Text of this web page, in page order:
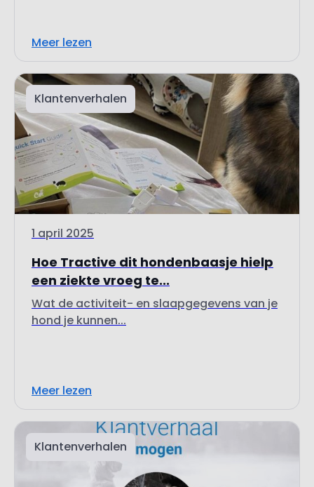
Meer lezen
Klantenverhalen
1 april 2025
Hoe Tractive dit hondenbaasje hielp
een ziekte vroeg te...
Wat de activiteit- en slaapgegevens van je
hond je kunnen...
Meer lezen
Klantenverhalen